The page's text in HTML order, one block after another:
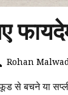
Rohan
से बचने या